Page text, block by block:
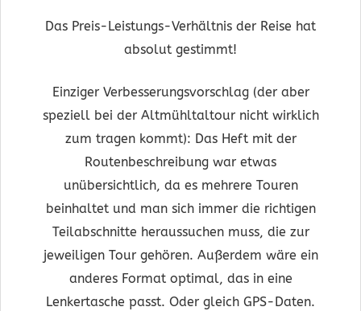
Das Preis-Leistungs-Verhältnis der Reise hat
absolut gestimmt!
Einziger Verbesserungsvorschlag (der aber
speziell bei der Altmühltaltour nicht wirklich
zum tragen kommt): Das Heft mit der
Routenbeschreibung war etwas
unübersichtlich, da es mehrere Touren
beinhaltet und man sich immer die richtigen
Teilabschnitte heraussuchen muss, die zur
jeweiligen Tour gehören. Außerdem wäre ein
anderes Format optimal, das in eine
Lenkertasche passt. Oder gleich GPS-Daten.